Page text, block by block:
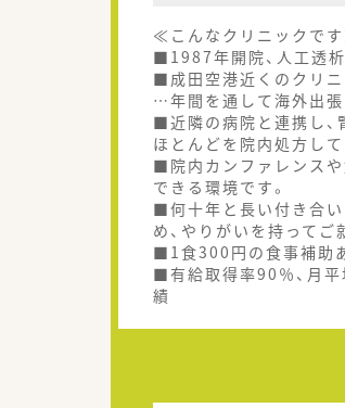
≪こんなクリニックで
■1987年開院、人工透
■成田空港近くのクリニ
…年間を通して海外出張
■近隣の病院と連携し、
ほとんどを院内処方して
■院内カンファレンスや
できる環境です。
■何十年と長い付き合い
め、やりがいを持ってご
■1食300円の食事補助
■有給取得率90％、月
績